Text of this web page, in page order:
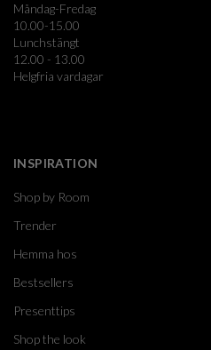
Måndag-Fredag
10.00-15.00
Lunchstängt
12.00 - 13.00
Helgfria vardagar
INSPIRATION
Shop by Room
Trender
Hemma hos
Bestsellers
Presenttips
Shop the look